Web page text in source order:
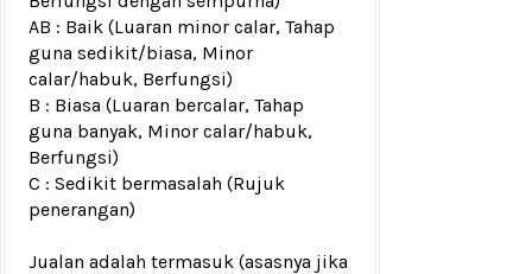
AB : Baik (Luaran minor calar, Tahap
guna sedikit/biasa, Minor
calar/habuk, Berfungsi)
B : Biasa (Luaran bercalar, Tahap
guna banyak, Minor calar/habuk,
Berfungsi)
C : Sedikit bermasalah (Rujuk
penerangan)
Jualan adalah termasuk (asasnya jika